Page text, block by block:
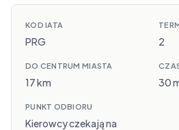
KOD IATA
PRG 2
DO CENTRUM MIASTA
17 km 30
PUNKT ODBIORU
Kierowcy czekają na